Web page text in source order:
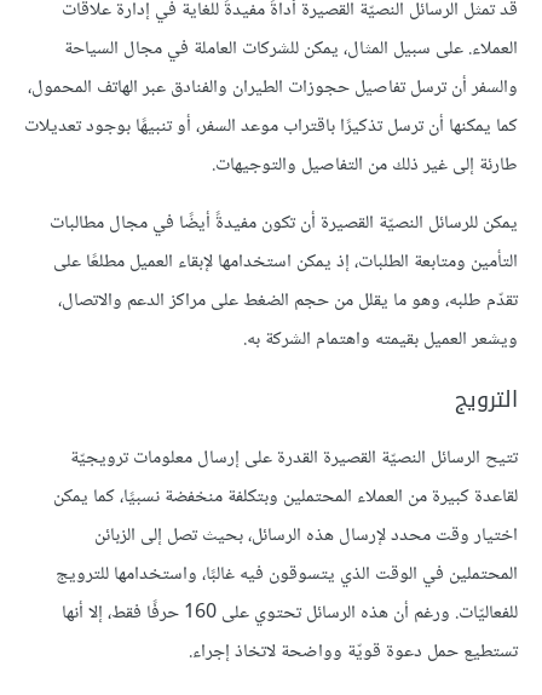
قد تمثل الرسائل النصيّة القصيرة أداةً مفيدةً للغاية في إدارة علاقات
العملاء. على سبيل المثال، يمكن للشركات العاملة في مجال السياحة
والسفر أن ترسل تفاصيل حجوزات الطيران والفنادق عبر الهاتف المحمول،
كما يمكنها أن ترسل تذكيرًا باقتراب موعد السفر، أو تنبيهًا بوجود تعديلات
طارئة إلى غير ذلك من التفاصيل والتوجيهات.
يمكن للرسائل النصيّة القصيرة أن تكون مفيدةً أيضًا في مجال مطالبات
التأمين ومتابعة الطلبات، إذ يمكن استخدامها لإبقاء العميل مطلعًا على
تقدّم طلبه، وهو ما يقلل من حجم الضغط على مراكز الدعم والاتصال،
ويشعر العميل بقيمته واهتمام الشركة به.
الترويج
تتيح الرسائل النصيّة القصيرة القدرة على إرسال معلومات ترويجيّة
لقاعدة كبيرة من العملاء المحتملين وبتكلفة منخفضة نسبيًا، كما يمكن
اختيار وقت محدد لإرسال هذه الرسائل، بحيث تصل إلى الزبائن
المحتملين في الوقت الذي يتسوقون فيه غالبًا، واستخدامها للترويج
للفعاليّات. ورغم أن هذه الرسائل تحتوي على 160 حرفًا فقط، إلا أنها
تستطيع حمل دعوة قويّة وواضحة لاتخاذ إجراء.